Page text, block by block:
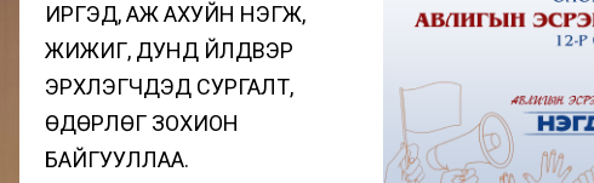
ИРГЭД, АЖ АХУЙН НЭГЖ,
ЖИЖИГ, ДУНД ҮЙЛДВЭР
ЭРХЛЭГЧДЭД СУРГАЛТ,
ӨДӨРЛӨГ ЗОХИОН
БАЙГУУЛЛАА.